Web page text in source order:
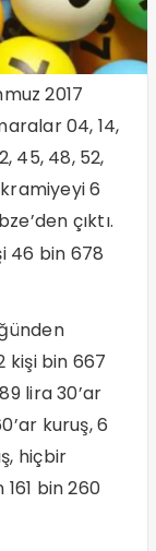
2017
04, 14,
45, 48, 52,
6
çıktı.
46 bin 678
kişi bin 667
lira 30’ar
kuruş, 6
hiçbir
bin 260